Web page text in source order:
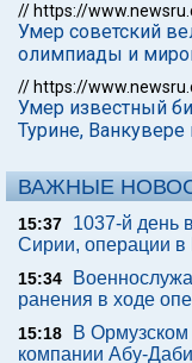
// https://
Умер советский
олимпиады и
// https://
Умер известный
Турине, Ванкувере
ВАЖНЫЕ
15:37
1037-й день
Сирии, операции
15:34
ранения в ходе
15:18
В Ормузском
компании Абу-Даби